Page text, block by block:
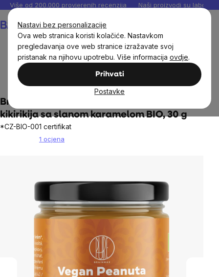
Nastavi bez personalizacije
Ova web stranica koristi kolačiće. Nastavkom
pregledavanja ove web stranice izražavate svoj
pristanak na njihovu upotrebu. Više informacija ovdje.
Prihvati
Postavke
Preskoči
sadržaj
Više od 200.000 provjerenih recenzija Naši proizvodi su
Prehrambene namirnice
Orašasti namazi, džemovi i
marmelade
Veganske kreme, džemovi i marmelade BrainMax
BrainMax Pure® Vegan Peanuta, Krema od
kikirikija sa slanom karamelom BIO, 30 g
*CZ-BIO-001 certifikat
1 ocjena